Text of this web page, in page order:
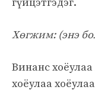
Хөгжим: (энэ
Винанс хоёулаа
хоёулаа